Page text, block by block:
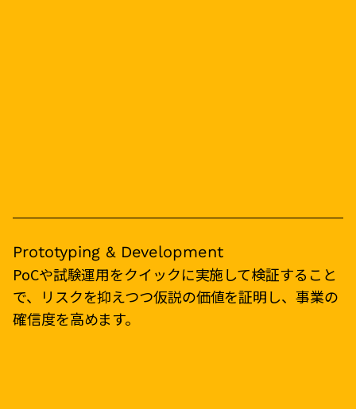
Prototyping & Development
PoCや試験運用をクイックに実施して検証すること
で、リスクを抑えつつ仮説の価値を証明し、事業の
確信度を高めます。